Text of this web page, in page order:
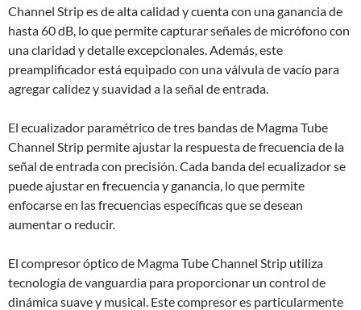
Channel Strip es de alta calidad y cuenta con una ganancia de
hasta 60 dB, lo que permite capturar señales de micrófono con
una claridad y detalle excepcionales. Además, este
preamplificador está equipado con una válvula de vacío para
agregar calidez y suavidad a la señal de entrada.
El ecualizador paramétrico de tres bandas de Magma Tube
Channel Strip permite ajustar la respuesta de frecuencia de la
señal de entrada con precisión. Cada banda del ecualizador se
puede ajustar en frecuencia y ganancia, lo que permite
enfocarse en las frecuencias específicas que se desean
aumentar o reducir.
El compresor óptico de Magma Tube Channel Strip utiliza
tecnología de vanguardia para proporcionar un control de
dinámica suave y musical. Este compresor es particularmente